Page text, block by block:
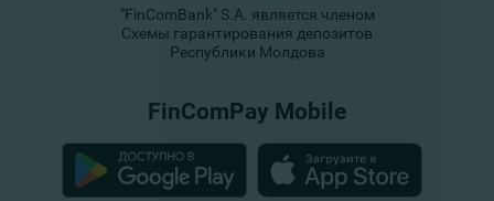
"FinComBank" S.A. является членом
Схемы гарантирования депозитов
Республики Молдова
FinComPay Mobile